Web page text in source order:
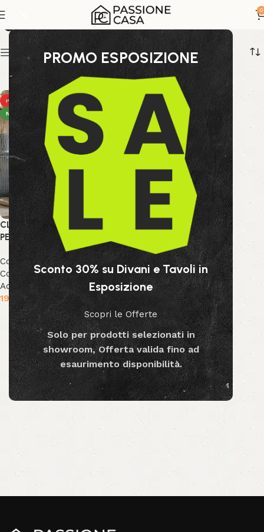
PROMO ESPOSIZIONE
Sconto 30% su Divani e Tavoli in
Esposizione
Scopri le Offerte
Solo per prodotti selezionati in
showroom, Offerta valida fino ad
esaurimento disponibilità.
0
di design
Show sidebar
HOT
NEW
CLESSIDRA KRONOS
PERLATO-BLU
Collezione Bizzotto ,
Collezione Decor ,Decor &
Accessori
19.90
Aggiungi al carrello